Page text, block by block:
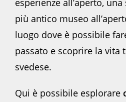
più antico museo
luogo dove è possibile
passato e scoprire la vita
svedese.
Qui è possibile esplorare